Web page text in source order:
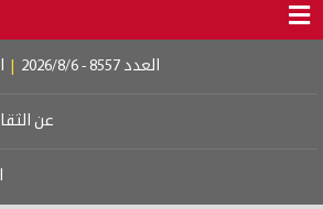
| العمل ينفي إلغاء